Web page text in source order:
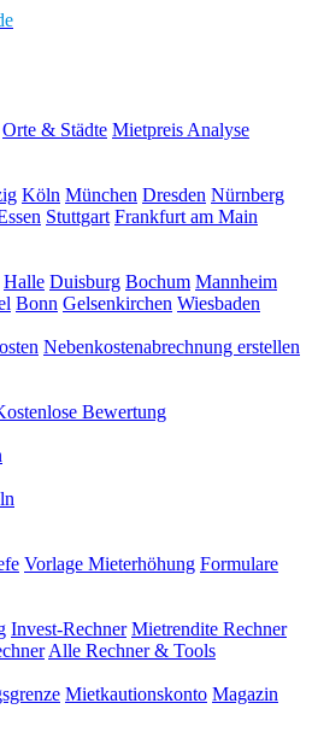
Orte & Städte Mietpreis Analyse
Köln München Dresden Nürnberg
Stuttgart Frankfurt am Main
Halle Duisburg Bochum Mannheim
Bonn Gelsenkirchen Wiesbaden
Nebenkostenabrechnung erstellen
Bewertung
Vorlage Mieterhöhung Formulare
Invest-Rechner Mietrendite Rechner
Alle Rechner & Tools
Mietkautionskonto Magazin